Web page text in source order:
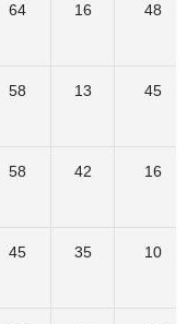
64 16 48
58 13 45
58 42 16
45 35 10